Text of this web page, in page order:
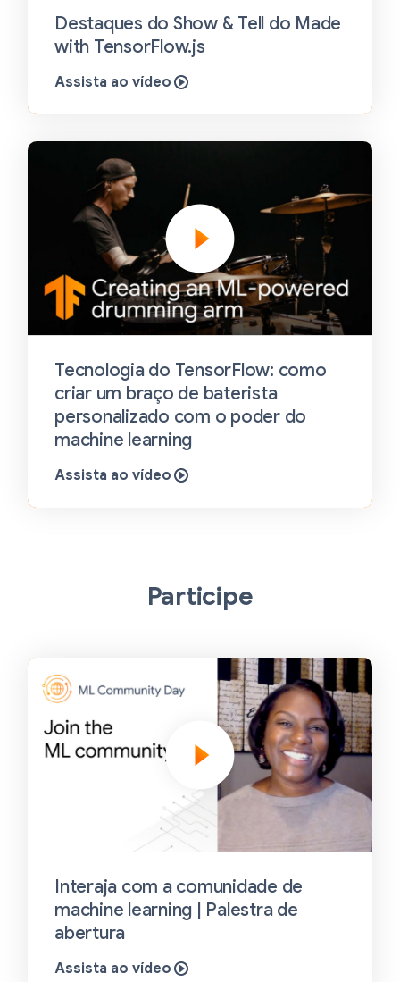
Destaques do Show & Tell do Made
with TensorFlow.js
Assista ao vídeo
Tecnologia do TensorFlow: como
criar um braço de baterista
personalizado com o poder do
machine learning
Assista ao vídeo
Participe
Interaja com a comunidade de
machine learning | Palestra de
abertura
Assista ao vídeo